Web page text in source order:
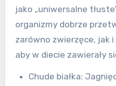
jako „uniwersalne
organizmy dobrze
zarówno zwierzęce, jak
aby w diecie zawierały
Chude białka: